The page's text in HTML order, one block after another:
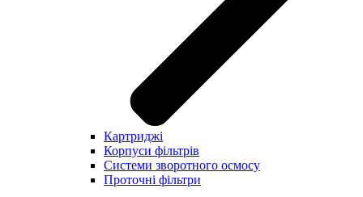
Картриджі
Корпуси фільтрів
Системи зворотного осмосу
Проточні фільтри